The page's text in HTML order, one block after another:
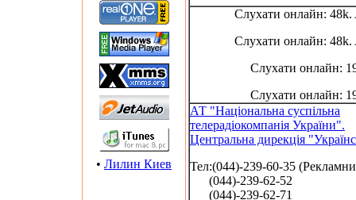
• Лилин Киев
Слухати онлайн:
Слухати онлайн:
Слухати онлайн:
Слухати онлайн:
АТ "Національна суспільна
телерадіокомпанія України".
Центральна дирекція
Тел:(044)-239-60-35
(044)-239-62-52
(044)-239-62-71